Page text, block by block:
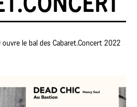
ouvre le bal des Cabaret.Concert 2022